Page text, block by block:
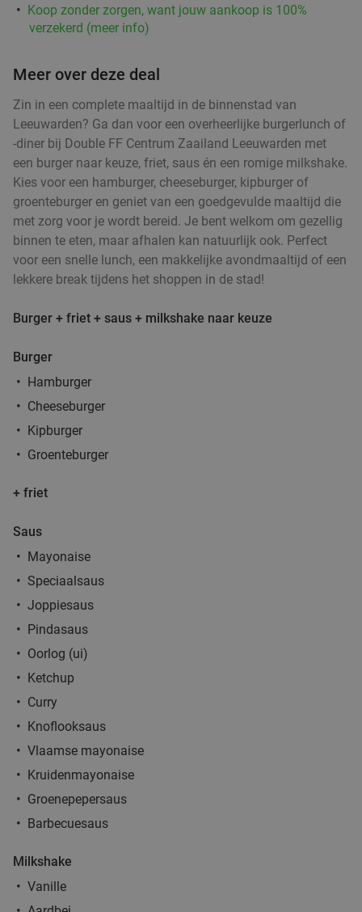
Koop zonder zorgen, want jouw aankoop is 100%
verzekerd (meer info)
Meer over deze deal
Zin in een complete maaltijd in de binnenstad van
Leeuwarden? Ga dan voor een overheerlijke burgerlunch of
-diner bij Double FF Centrum Zaailand Leeuwarden met
een burger naar keuze, friet, saus én een romige milkshake.
Kies voor een hamburger, cheeseburger, kipburger of
groenteburger en geniet van een goedgevulde maaltijd die
met zorg voor je wordt bereid. Je bent welkom om gezellig
binnen te eten, maar afhalen kan natuurlijk ook. Perfect
voor een snelle lunch, een makkelijke avondmaaltijd of een
lekkere break tijdens het shoppen in de stad!
Burger + friet + saus + milkshake naar keuze
Burger
Hamburger
Cheeseburger
Kipburger
Groenteburger
+ friet
Saus
Mayonaise
Speciaalsaus
Joppiesaus
Pindasaus
Oorlog (ui)
Ketchup
Curry
Knoflooksaus
Vlaamse mayonaise
Kruidenmayonaise
Groenepepersaus
Barbecuesaus
Milkshake
Vanille